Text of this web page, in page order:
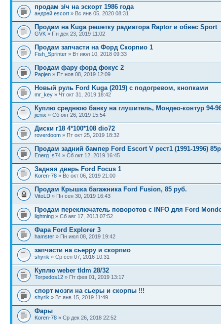
продам з/ч на эскорт 1986 года
андрей escort » Вс янв 05, 2020 08:31
Продам на Kuga решетку радиатора Raptor и обвес Sport
GVK » Пн дек 23, 2019 11:02
Продам запчасти на Форд Скорпио 1
Fish_Sprinter » Вт июл 10, 2018 09:33
Продам фару форд фокус 2
Papjen » Пт ноя 08, 2019 12:09
Новый руль Ford Kuga (2019) с подогревом, кнопками
mr_key » Чт окт 31, 2019 18:42
Куплю среднюю банку на глушитель, Мондео-контур 94-
jienix » Сб окт 26, 2019 15:54
Диски r18 4*100*108 dio72
roverdoom » Пт окт 25, 2019 18:32
Продам задний бампер Ford Escort V рест1 (1991-1996)
Energ_s74 » Сб окт 12, 2019 16:45
Задняя дверь Ford Focus 1
Koren-78 » Вс окт 06, 2019 21:00
Продам Крышка багажника Ford Fusion, 85 руб.
VitoLD » Пн сен 30, 2019 16:43
Продам переключатель поворотов с INFO для Ford
lightning » Сб авг 17, 2013 07:52
Фара Ford Explorer 3
hamster » Пн июл 08, 2019 19:42
запчасти на сьерру и скорпио
shyrik » Ср сен 07, 2016 10:31
Куплю weber tldm 28/32
Torpedos12 » Пт фев 01, 2019 13:17
спорт мозги на сьеры и скорпы !!!
shyrik » Вт янв 15, 2019 11:49
Фары
Koren-78 » Ср дек 26, 2018 22:52